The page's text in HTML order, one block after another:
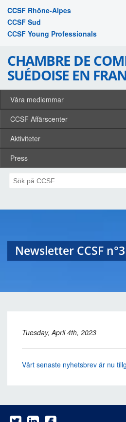
CCSF Rhône-Alpes
CCSF Sud
CCSF Young Professionals
CHAMBRE DE
SUÉDOISE EN
Våra medlemmar
CCSF Affärscenter
Aktiviteter
Press
Newsletter CCSF n°3
Tuesday, April 4th, 2023
Vårt senaste nyhetsbrev är nu